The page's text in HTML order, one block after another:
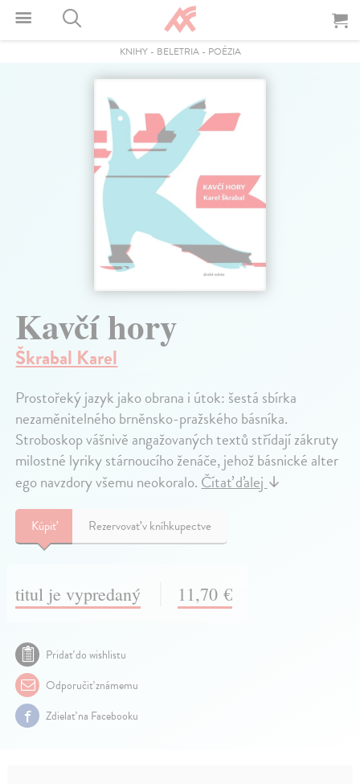
KNIHY- BELETRIA- POÉZIA
Kavčí hory
Škrabal Karel
Prostořeký jazyk jako obrana i útok: šestá sbírka
nezaměnitelného brněnsko-pražského básníka.
Stroboskop vášnivě angažovaných textů střídají zákruty
milostné lyriky stárnoucího ženáče, jehož básnické alter
ego navzdory všemu neokoralo.Čítať ďalej↓
Kúpiť Rezervovať v kníhkupectve
titul je vypredaný 11,70 €
Pridať do wishlistu
Odporučiť známemu
Zdielať na Facebooku